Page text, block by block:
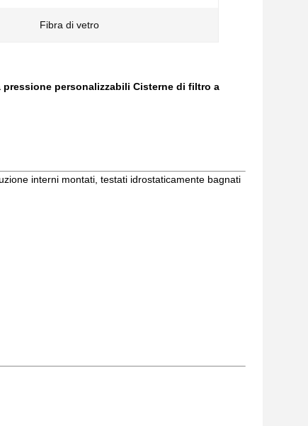
Fibra di vetro
personalizzabili Cisterne di filtro a
interni montati, testati idrostaticamente bagnati